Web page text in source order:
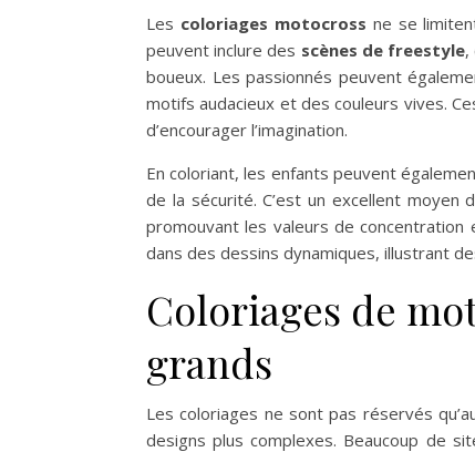
Les coloriages motocross ne se
peuvent inclure des scènes de freestyle,
boueux. Les passionnés peuvent
motifs audacieux et des couleurs vives.
d’encourager l’imagination.
En coloriant, les enfants peuvent
de la sécurité. C’est un excellent moyen
promouvant les valeurs de
dans des dessins dynamiques, illustrant
Coloriages de
grands
Les coloriages ne sont pas réservés
designs plus complexes. Beaucoup de